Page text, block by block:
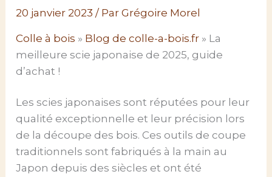
20 janvier 2023/ ParGrégoire Morel
Colle à bois » Blog de colle-a-bois.fr » La
meilleure scie japonaise de 2025, guide
d’achat !
Les scies japonaises sont réputées pour leur
qualité exceptionnelle et leur précision lors
de la découpe des bois. Ces outils de coupe
traditionnels sont fabriqués à la main au
Japon depuis des siècles et ont été